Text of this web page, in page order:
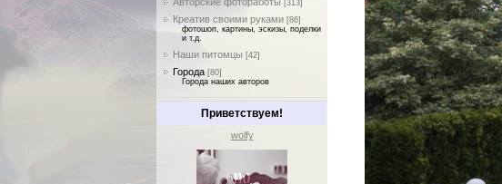
[313]
Креатив своими руками [86]
фотошоп, картины, эскизы, поделки
и т.д.
Наши питомцы [42]
Города [80]
Города наших авторов
Приветствуем!
wolfy